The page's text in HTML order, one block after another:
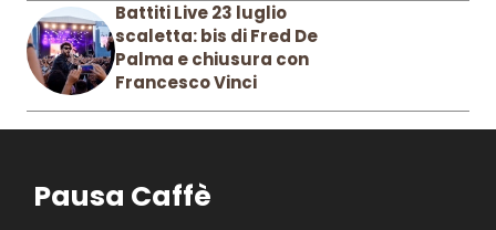
Battiti Live 23 luglio
scaletta: bis di Fred De
Palma e chiusura con
Francesco Vinci
Pausa Caffè